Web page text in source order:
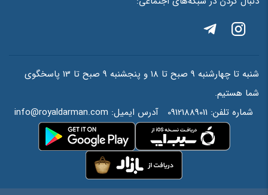
7
+
=
شنبه تا چهارشنبه 9 صبح تا 18 و پنجشنبه 9 صبح تا 13 پاسخگوی
شما هستیم.
شماره تلفن: 09121889011 آدرس ایمیل: info@royaldarman.com